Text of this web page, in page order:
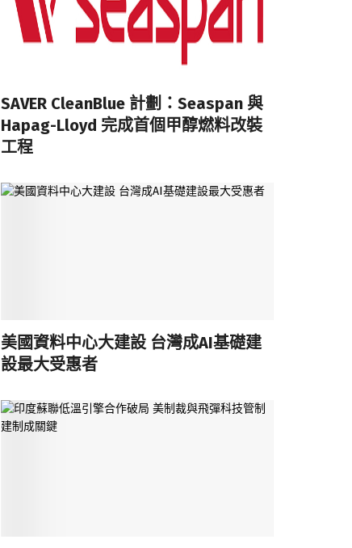
SAVER CleanBlue 計劃：Seaspan 與
Hapag-Lloyd 完成首個甲醇燃料改裝
工程
美國資料中心大建設 台灣成AI基礎建
設最大受惠者